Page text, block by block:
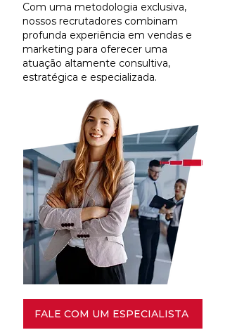
Com uma metodologia exclusiva,
nossos recrutadores combinam
profunda experiência em vendas e
marketing para oferecer uma
atuação altamente consultiva,
estratégica e especializada.
FALE COM UM ESPECIALISTA